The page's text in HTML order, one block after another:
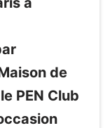
de
PEN Club